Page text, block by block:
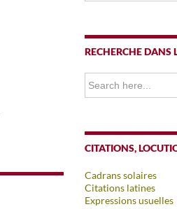
RECHERCHE DANS
Search
for:
CITATIONS,
Cadrans solaires
Citations latines
Expressions usuelles